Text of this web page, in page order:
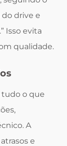
do drive e
Isso evita
qualidade.
tudo o que
A
e